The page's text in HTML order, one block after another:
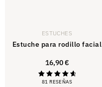
ESTUCHES
Estuche para rodillo facial
16,90€
81 RESEÑAS
Calificado